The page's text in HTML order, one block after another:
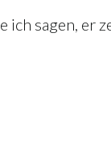
sagen, er